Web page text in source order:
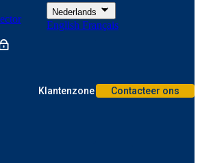
Nederlands
English Français
Klantenzone Contacteer ons